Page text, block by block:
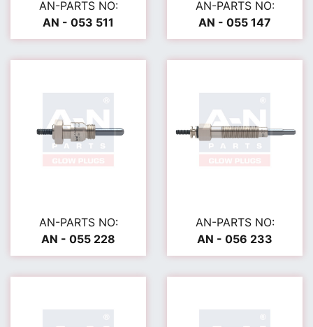
AN-PARTS NO:
AN - 053 511
AN-PARTS NO:
AN - 055 147
AN-PARTS NO:
AN - 055 228
AN-PARTS NO:
AN - 056 233